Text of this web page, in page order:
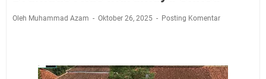
Nobar Final Piala Presiden 2026 Bersama Kebo Bule
12 Ribu Liter
Oleh Muhammad Azam Oktober 26, 2025 Posting Komentar